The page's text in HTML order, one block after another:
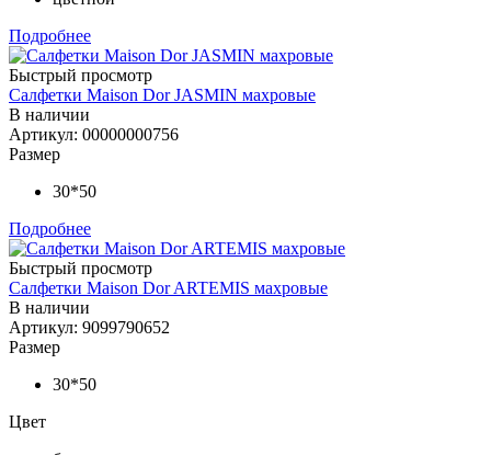
Подробнее
Быстрый просмотр
Салфетки Maison Dor JASMIN махровые
В наличии
Артикул: 00000000756
Размер
30*50
Подробнее
Быстрый просмотр
Салфетки Maison Dor ARTEMIS махровые
В наличии
Артикул: 9099790652
Размер
30*50
Цвет